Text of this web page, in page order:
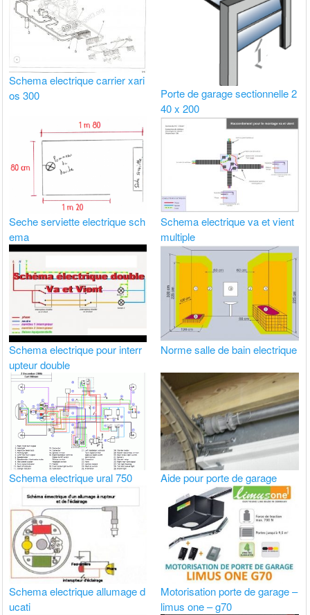
Schema electrique carrier xari
os 300
Porte de garage sectionnelle 2
40 x 200
Seche serviette electrique sch
ema
Schema electrique va et vient
multiple
Schema electrique pour interr
upteur double
Norme salle de bain electrique
Schema electrique ural 750 Aide pour porte de garage
Schema electrique allumage d
ucati
Motorisation porte de garage –
limus one – g70